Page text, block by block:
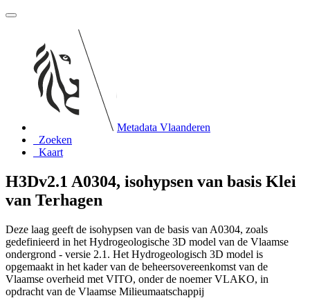
Metadata Vlaanderen
Zoeken
Kaart
H3Dv2.1 A0304, isohypsen van basis Klei
van Terhagen
Deze laag geeft de isohypsen van de basis van A0304, zoals
gedefinieerd in het Hydrogeologische 3D model van de Vlaamse
ondergrond - versie 2.1. Het Hydrogeologisch 3D model is
opgemaakt in het kader van de beheersovereenkomst van de
Vlaamse overheid met VITO, onder de noemer VLAKO, in
opdracht van de Vlaamse Milieumaatschappij